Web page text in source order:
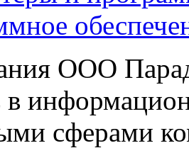
ООО
в
сферами